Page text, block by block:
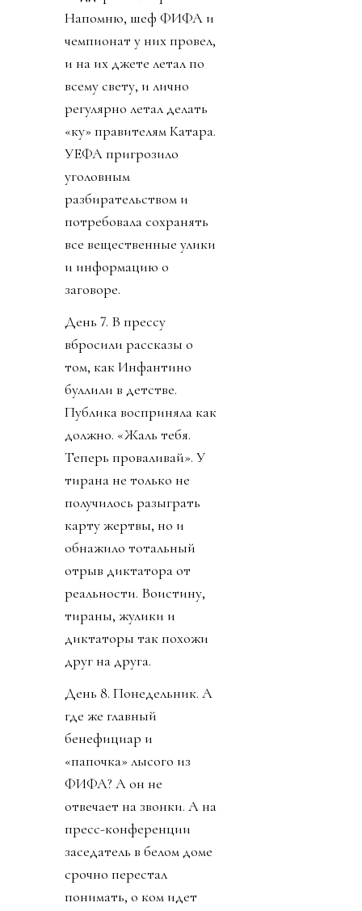
Напомню, шеф ФИФА и
чемпионат у них провел,
и на их джете летал по
всему свету, и лично
регулярно летал делать
«ку» правителям Катара.
УЕФА пригрозило
уголовным
разбирательством и
потребовала сохранять
все вещественные улики
и информацию о
заговоре.
День 7. В прессу
вбросили рассказы о
том, как Инфантино
буллили в детстве.
Публика восприняла как
должно. «Жаль тебя.
Теперь проваливай». У
тирана не только не
получилось разыграть
карту жертвы, но и
обнажило тотальный
отрыв диктатора от
реальности. Воистину,
тираны, жулики и
диктаторы так похожи
друг на друга.
День 8. Понедельник. А
где же главный
бенефициар и
«папочка» лысого из
ФИФА? А он не
отвечает на звонки. А на
пресс-конференции
заседатель в белом доме
срочно перестал
понимать, о ком идет